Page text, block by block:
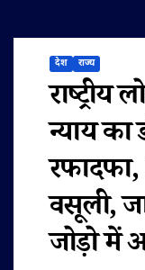
देश राज्य
न्याय
वसूली,
जोड़ो में